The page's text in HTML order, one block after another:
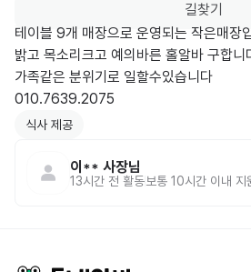
길찾기
테이블 9개 매장으로 운영되는 작은매장
밝고 목소리크고 예의바른 홀알바 구합니
가족같은 분위기로 일할수있습니다
식사 제공
이** 사장님
13시간 전 활동보통 10시간 이내 지